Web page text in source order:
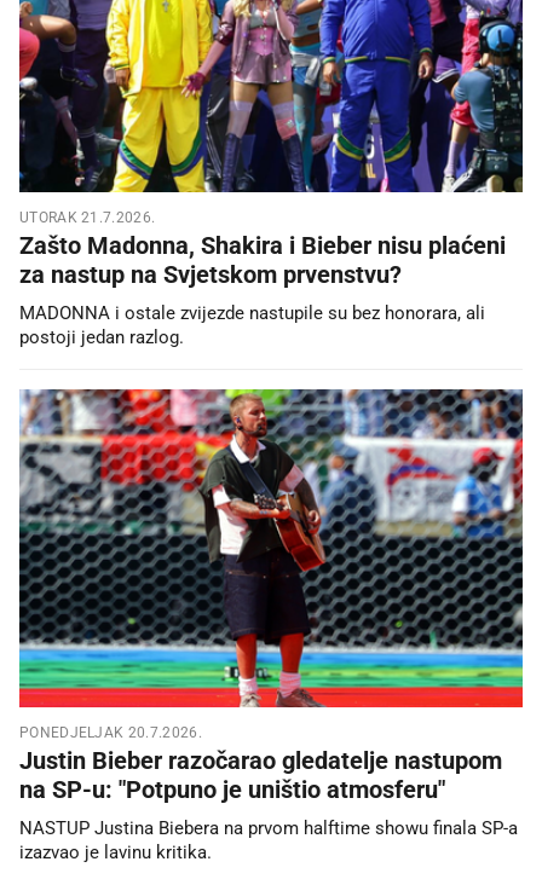
UTORAK 21.7.2026.
Zašto Madonna, Shakira i Bieber nisu plaćeni
za nastup na Svjetskom prvenstvu?
MADONNA i ostale zvijezde nastupile su bez honorara, ali
postoji jedan razlog.
PONEDJELJAK 20.7.2026.
Justin Bieber razočarao gledatelje nastupom
na SP-u: "Potpuno je uništio atmosferu"
NASTUP Justina Biebera na prvom halftime showu finala SP-a
izazvao je lavinu kritika.